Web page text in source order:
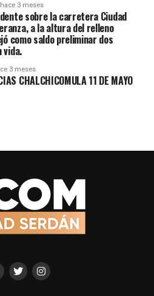
hace 3 meses
sobre la carretera Ciudad
a la altura del relleno
como saldo preliminar dos
vida.
3 meses
CHALCHICOMULA 11 DE MAYO